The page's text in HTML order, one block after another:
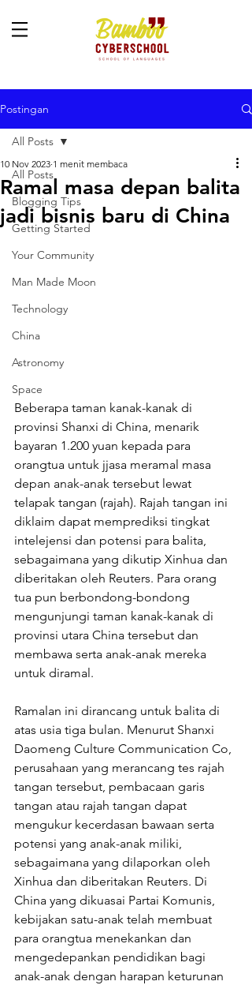
Postingan
All Posts
Blogging Tips
Getting Started
Your Community
Man Made Moon
Technology
China
Astronomy
Space
All Posts
Ramal masa depan balita
jadi bisnis baru di China
10 Nov 2023 1 menit membaca
Beberapa taman kanak-kanak di
provinsi Shanxi di China, menarik
bayaran 1.200 yuan kepada para
orangtua untuk jjasa meramal masa
depan anak-anak tersebut lewat
telapak tangan (rajah). Rajah tangan ini
diklaim dapat memprediksi tingkat
intelejensi dan potensi para balita,
sebagaimana yang dikutip Xinhua dan
diberitakan oleh Reuters. Para orang
tua pun berbondong-bondong
mengunjungi taman kanak-kanak di
provinsi utara China tersebut dan
membawa serta anak-anak mereka
untuk diramal.
Ramalan ini dirancang untuk balita di
atas usia tiga bulan. Menurut Shanxi
Daomeng Culture Communication Co,
perusahaan yang merancang tes rajah
tangan tersebut, pembacaan garis
tangan atau rajah tangan dapat
mengukur kecerdasan bawaan serta
potensi yang anak-anak miliki,
sebagaimana yang dilaporkan oleh
Xinhua dan diberitakan Reuters. Di
China yang dikuasai Partai Komunis,
kebijakan satu-anak telah membuat
para orangtua menekankan dan
mengedepankan pendidikan bagi
anak-anak dengan harapan keturunan